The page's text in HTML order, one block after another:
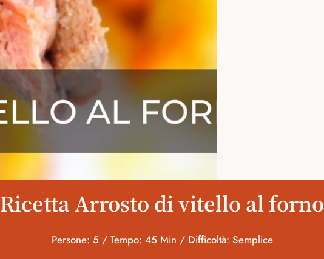
Ricetta Arrosto di vitello al forno
Persone: 5 / Tempo: 45 Min / Difficoltà: Semplice